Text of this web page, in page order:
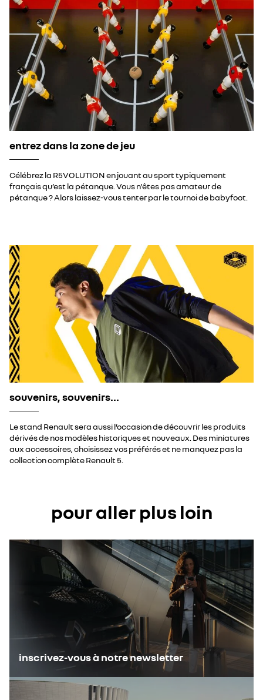
entrez dans la zone de jeu
Célébrez la R5VOLUTION en jouant au sport typiquement
français qu’est la pétanque. Vous n'êtes pas amateur de
pétanque ? Alors laissez-vous tenter par le tournoi de babyfoot.
souvenirs, souvenirs...
Le stand Renault sera aussi l’occasion de découvrir les produits
dérivés de nos modèles historiques et nouveaux. Des miniatures
aux accessoires, choisissez vos préférés et ne manquez pas la
collection complète Renault 5.
pour aller plus loin
inscrivez-vous à notre newsletter